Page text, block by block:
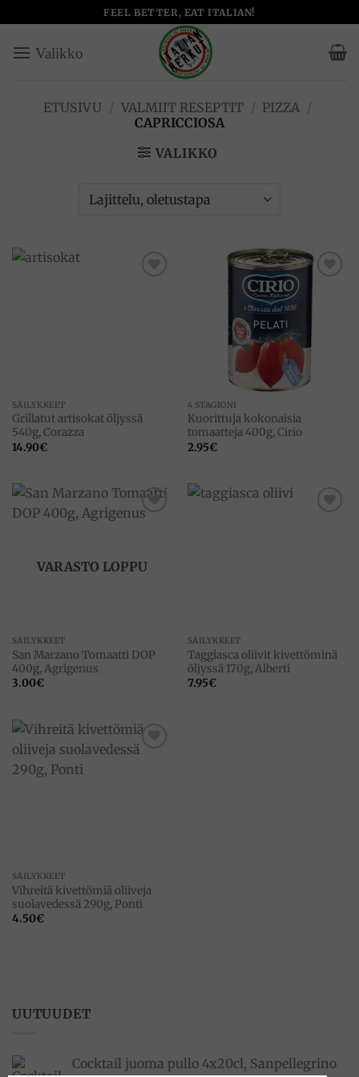
to
content
FEEL BETTER, EAT ITALIAN!
ETUSIVU / VALMIIT RESEPTIT / PIZZA /
CAPRICCIOSA
VALIKKO
SÄILYKKEET
Grillatut artisokat öljyssä
540g, Corazza
14.90€
4 STAGIONI
Kuorittuja kokonaisia
tomaatteja 400g, Cirio
2.95€
VARASTO LOPPU
SÄILYKKEET
San Marzano Tomaatti DOP
400g, Agrigenus
3.00€
SÄILYKKEET
Taggiasca oliivit kivettöminä
öljyssä 170g, Alberti
7.95€
SÄILYKKEET
Vihreitä kivettömiä oliiveja
suolavedessä 290g, Ponti
4.50€
UUTUUDET
Cocktail juoma pullo 4x20cl, Sanpellegrino